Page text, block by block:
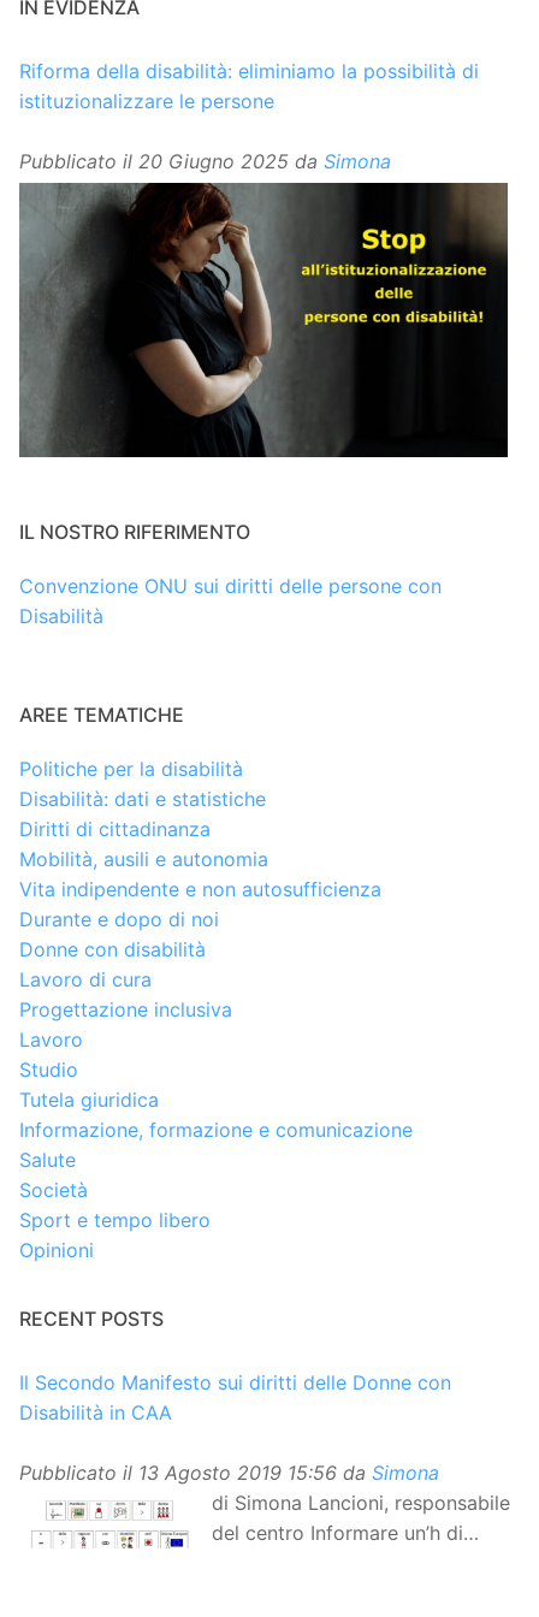
IN EVIDENZA
Riforma della disabilità: eliminiamo la possibilità di
istituzionalizzare le persone
Pubblicato il 20 Giugno 2025 da Simona
IL NOSTRO RIFERIMENTO
Convenzione ONU sui diritti delle persone con
Disabilità
AREE TEMATICHE
Politiche per la disabilità
Disabilità: dati e statistiche
Diritti di cittadinanza
Mobilità, ausili e autonomia
Vita indipendente e non autosufficienza
Durante e dopo di noi
Donne con disabilità
Lavoro di cura
Progettazione inclusiva
Lavoro
Studio
Tutela giuridica
Informazione, formazione e comunicazione
Salute
Società
Sport e tempo libero
Opinioni
RECENT POSTS
Il Secondo Manifesto sui diritti delle Donne con
Disabilità in CAA
Pubblicato il 13 Agosto 2019 15:56 da Simona
di Simona Lancioni, responsabile
del centro Informare un’h di